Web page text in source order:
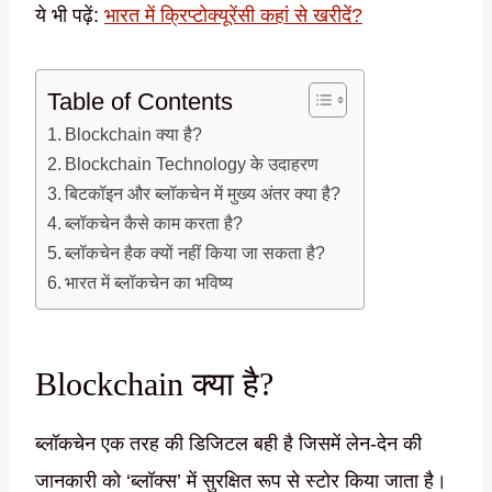
ये भी पढ़ें: भारत में क्रिप्टोक्यूरेंसी कहां से खरीदें?
Table of Contents
Blockchain क्या है?
Blockchain Technology के उदाहरण
बिटकॉइन और ब्लॉकचेन में मुख्य अंतर क्या है?
ब्लॉकचेन कैसे काम करता है?
ब्लॉकचेन हैक क्यों नहीं किया जा सकता है?
भारत में ब्लॉकचेन का भविष्य
Blockchain क्या है?
ब्लॉकचेन एक तरह की डिजिटल बही है जिसमें लेन-देन की
जानकारी को ‘ब्लॉक्स’ में सुरक्षित रूप से स्टोर किया जाता है।